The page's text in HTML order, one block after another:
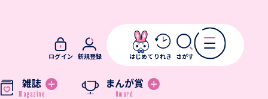
雑誌 まんが賞
ログイン 新規登録 はじめて りれき さがす